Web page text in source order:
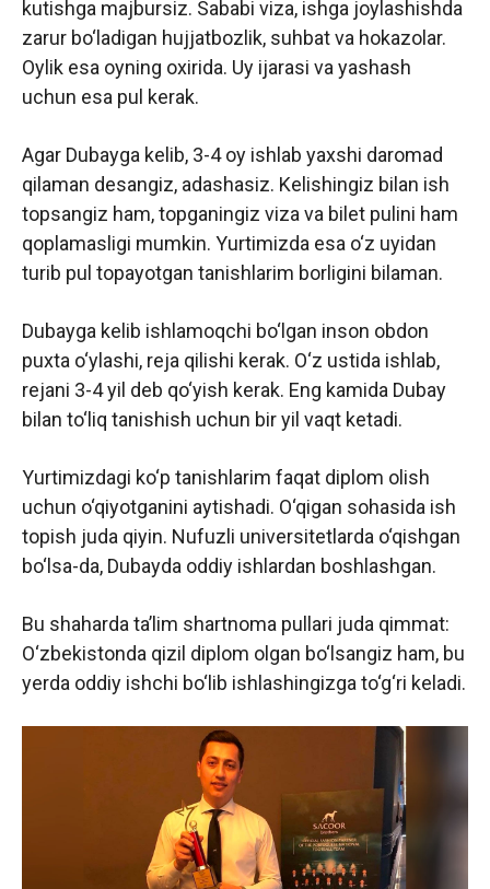
kutishga majbursiz. Sababi viza, ishga joylashishda
zarur bo‘ladigan hujjatbozlik, suhbat va hokazolar.
Oylik esa oyning oxirida. Uy ijarasi va yashash
uchun esa pul kerak.
Agar Dubayga kelib, 3-4 oy ishlab yaxshi daromad
qilaman desangiz, adashasiz. Kelishingiz bilan ish
topsangiz ham, topganingiz viza va bilet pulini ham
qoplamasligi mumkin. Yurtimizda esa o‘z uyidan
turib pul topayotgan tanishlarim borligini bilaman.
Dubayga kelib ishlamoqchi bo‘lgan inson obdon
puxta o‘ylashi, reja qilishi kerak. O‘z ustida ishlab,
rejani 3-4 yil deb qo‘yish kerak. Eng kamida Dubay
bilan to‘liq tanishish uchun bir yil vaqt ketadi.
Yurtimizdagi ko‘p tanishlarim faqat diplom olish
uchun o‘qiyotganini aytishadi. O‘qigan sohasida ish
topish juda qiyin. Nufuzli universitetlarda o‘qishgan
bo‘lsa-da, Dubayda oddiy ishlardan boshlashgan.
Bu shaharda ta’lim shartnoma pullari juda qimmat:
O‘zbekistonda qizil diplom olgan bo‘lsangiz ham, bu
yerda oddiy ishchi bo‘lib ishlashingizga to‘g‘ri keladi.